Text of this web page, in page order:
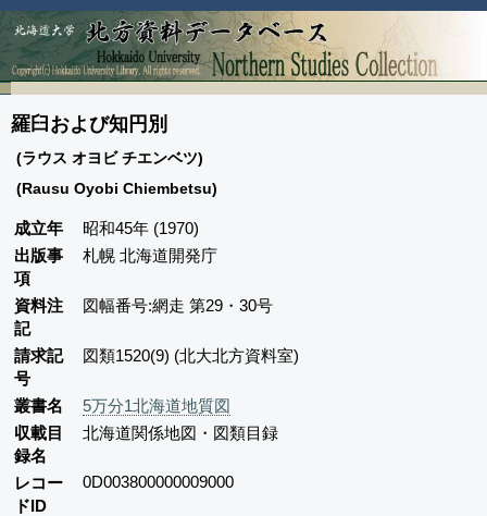
羅臼および知円別
(ラウス オヨビ チエンベツ)
(Rausu Oyobi Chiembetsu)
成立年
昭和45年 (1970)
出版事
項
札幌 北海道開発庁
資料注
記
図幅番号:網走 第29・30号
請求記
号
図類1520(9) (北大北方資料室)
叢書名
5万分1北海道地質図
収載目
録名
北海道関係地図・図類目録
レコー
ドID
0D003800000009000